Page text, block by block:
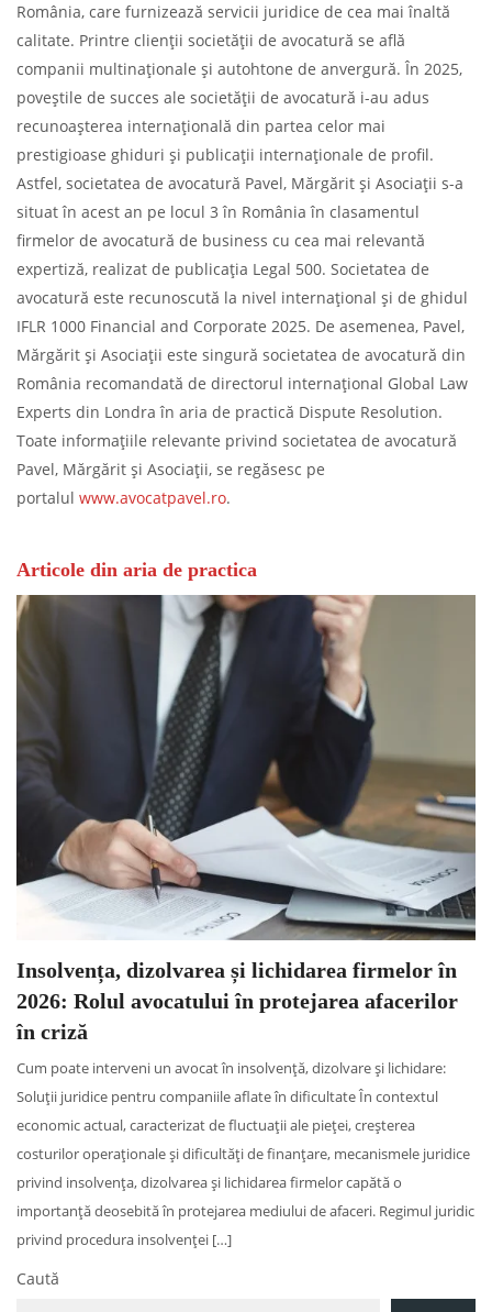
România, care furnizează servicii juridice de cea mai înaltă
calitate. Printre clienții societății de avocatură se află
companii multinaționale și autohtone de anvergură. În 2025,
poveștile de succes ale societății de avocatură i-au adus
recunoașterea internațională din partea celor mai
prestigioase ghiduri și publicații internaționale de profil.
Astfel, societatea de avocatură Pavel, Mărgărit și Asociații s-a
situat în acest an pe locul 3 în România în clasamentul
firmelor de avocatură de business cu cea mai relevantă
expertiză, realizat de publicația Legal 500. Societatea de
avocatură este recunoscută la nivel internațional și de ghidul
IFLR 1000 Financial and Corporate 2025. De asemenea, Pavel,
Mărgărit și Asociații este singură societatea de avocatură din
România recomandată de directorul internațional Global Law
Experts din Londra în aria de practică Dispute Resolution.
Toate informațiile relevante privind societatea de avocatură
Pavel, Mărgărit și Asociații, se regăsesc pe
portalul www.avocatpavel.ro.
Articole din aria de practica
Insolvența, dizolvarea și lichidarea firmelor în
2026: Rolul avocatului în protejarea afacerilor
în criză
Cum poate interveni un avocat în insolvență, dizolvare și lichidare:
Soluții juridice pentru companiile aflate în dificultate În contextul
economic actual, caracterizat de fluctuații ale pieței, creșterea
costurilor operaționale și dificultăți de finanțare, mecanismele juridice
privind insolvența, dizolvarea și lichidarea firmelor capătă o
importanță deosebită în protejarea mediului de afaceri. Regimul juridic
privind procedura insolvenței […]
Caută